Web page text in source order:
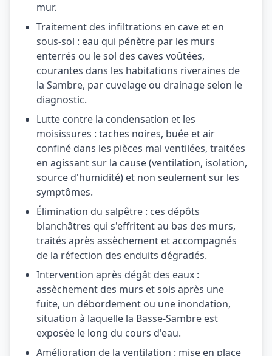
mur.
Traitement des infiltrations en cave et en
sous-sol : eau qui pénètre par les murs
enterrés ou le sol des caves voûtées,
courantes dans les habitations riveraines de
la Sambre, par cuvelage ou drainage selon le
diagnostic.
Lutte contre la condensation et les
moisissures : taches noires, buée et air
confiné dans les pièces mal ventilées, traitées
en agissant sur la cause (ventilation, isolation,
source d'humidité) et non seulement sur les
symptômes.
Élimination du salpêtre : ces dépôts
blanchâtres qui s'effritent au bas des murs,
traités après assèchement et accompagnés
de la réfection des enduits dégradés.
Intervention après dégât des eaux :
assèchement des murs et sols après une
fuite, un débordement ou une inondation,
situation à laquelle la Basse-Sambre est
exposée le long du cours d'eau.
Amélioration de la ventilation : mise en place